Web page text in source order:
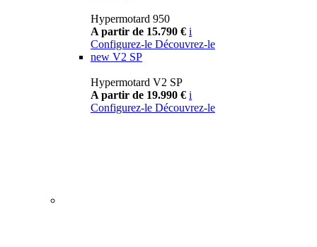
Hypermotard 950
A partir de 15.790 € i
Configurez-le Découvrez-le
new V2 SP
Hypermotard V2 SP
A partir de 19.990 € i
Configurez-le Découvrez-le